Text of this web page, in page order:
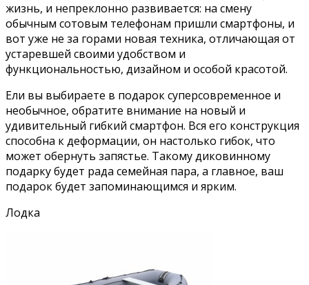
жизнь, и непреклонно развивается: на смену
обычным сотовым телефонам пришли смартфоны, и
вот уже не за горами новая техника, отличающая от
устаревшей своими удобством и
функциональностью, дизайном и особой красотой.
Ели вы выбираете в подарок суперсовременное и
необычное, обратите внимание на новый и
удивительный гибкий смартфон. Вся его конструкция
способна к деформации, он настолько гибок, что
может обернуть запястье. Такому диковинному
подарку будет рада семейная пара, а главное, ваш
подарок будет запоминающимся и ярким.
Лодка